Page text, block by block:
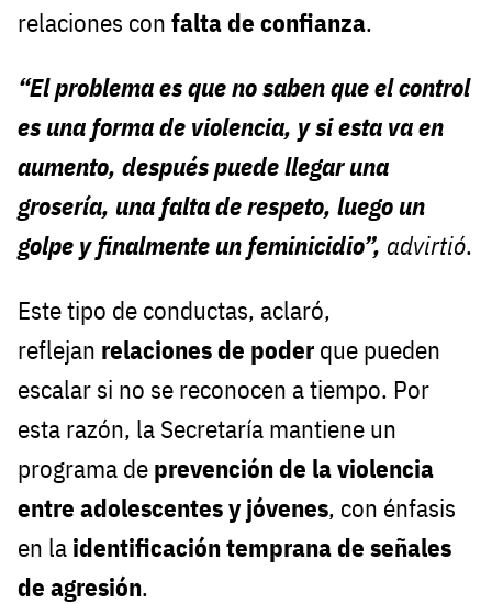
relaciones con falta de confianza.
“El problema es que no saben que el control
es una forma de violencia, y si esta va en
aumento, después puede llegar una
grosería, una falta de respeto, luego un
golpe y finalmente un feminicidio”, advirtió.
Este tipo de conductas, aclaró,
reflejan relaciones de poder que pueden
escalar si no se reconocen a tiempo. Por
esta razón, la Secretaría mantiene un
programa de prevención de la violencia
entre adolescentes y jóvenes, con énfasis
en la identificación temprana de señales
de agresión.